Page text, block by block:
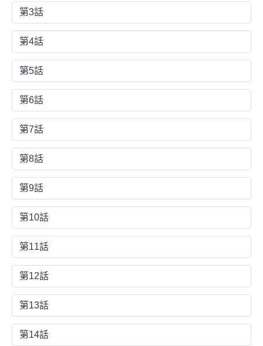
第3話
第4話
第5話
第6話
第7話
第8話
第9話
第10話
第11話
第12話
第13話
第14話